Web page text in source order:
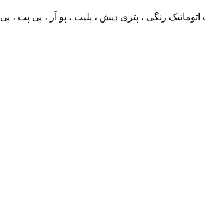
رنگی ، پتری دیش ، پلیت ، پو آر ، پی پت ،